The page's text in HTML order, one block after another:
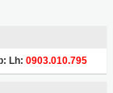
Lh: 0903.010.795